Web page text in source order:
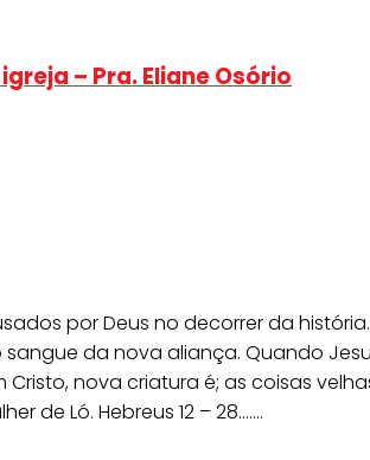
– Pra. Eliane Osório
por Deus no decorrer da
da nova aliança. Quando
nova criatura é; as coisas
de Ló. Hebreus 12 – 28.......